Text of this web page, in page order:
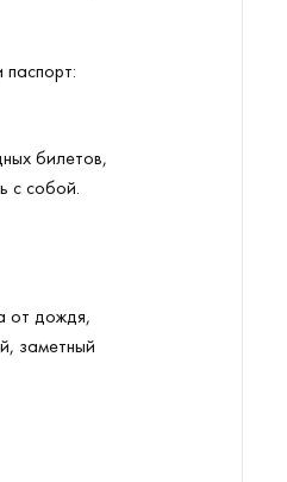
билетов,
с собой.
от дождя,
заметный